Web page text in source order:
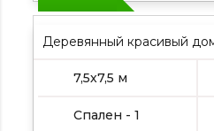
Деревянный красивый
7,5х7,5 м
Спален - 1